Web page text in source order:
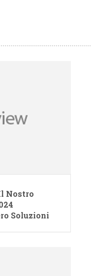
Nostro
Soluzioni